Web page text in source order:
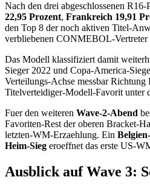
Nach den drei abgeschlossenen
22,95 Prozent, Frankreich 19,91
den Top 8 der noch aktiven Titel-
verbliebenen CONMEBOL-Vertreter
Das Modell klassifiziert damit
Sieger 2022 und Copa-America-
Verteilungs-Achse messbar
Titelverteidiger-Modell-Favorit unter
Fuer den weiteren Wave-2-Abend
Favoriten-Rest der oberen Bracket-
letzten-WM-Erzaehlung. Ein
Heim-Sieg eroeffnet das erste US-
Ausblick auf Wave 3: